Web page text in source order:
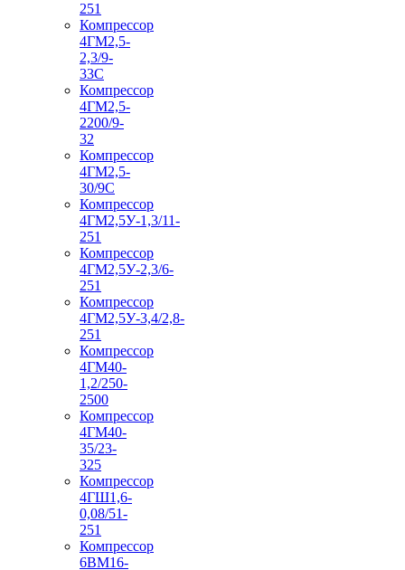
251
Компрессор
4ГМ2,5-
2,3/9-
33С
Компрессор
4ГМ2,5-
2200/9-
32
Компрессор
4ГМ2,5-
30/9С
Компрессор
4ГМ2,5У-1,3/11-
251
Компрессор
4ГМ2,5У-2,3/6-
251
Компрессор
4ГМ2,5У-3,4/2,8-
251
Компрессор
4ГМ40-
1,2/250-
2500
Компрессор
4ГМ40-
35/23-
325
Компрессор
4ГШ1,6-
0,08/51-
251
Компрессор
6ВМ16-